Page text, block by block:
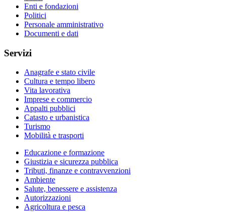
Enti e fondazioni
Politici
Personale amministrativo
Documenti e dati
Servizi
Anagrafe e stato civile
Cultura e tempo libero
Vita lavorativa
Imprese e commercio
Appalti pubblici
Catasto e urbanistica
Turismo
Mobilità e trasporti
Educazione e formazione
Giustizia e sicurezza pubblica
Tributi, finanze e contravvenzioni
Ambiente
Salute, benessere e assistenza
Autorizzazioni
Agricoltura e pesca